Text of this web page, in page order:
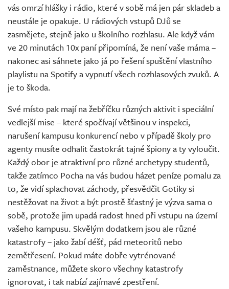
vás omrzí hlášky i rádio, které v sobě má jen pár skladeb a
neustále je opakuje. U rádiových vstupů DJů se
zasmějete, stejně jako u školního rozhlasu. Ale když vám
ve 20 minutách 10x paní připomíná, že není vaše máma –
nakonec asi sáhnete jako já po řešení spuštění vlastního
playlistu na Spotify a vypnutí všech rozhlasových zvuků. A
je to škoda.
Své místo pak mají na žebříčku různých aktivit i speciální
vedlejší mise – které spočívají většinou v inspekci,
narušení kampusu konkurencí nebo v případě školy pro
agenty musíte odhalit častokrát tajné špiony a ty vyloučit.
Každý obor je atraktivní pro různé archetypy studentů,
takže zatímco Pocha na vás budou házet peníze pomalu za
to, že vidí splachovat záchody, přesvědčit Gotiky si
nestěžovat na život a být prostě šťastný je výzva sama o
sobě, protože jim upadá radost hned při vstupu na území
vašeho kampusu. Skvělým dodatkem jsou ale různé
katastrofy – jako žabí déšť, pád meteoritů nebo
zemětřesení. Pokud máte dobře vytrénované
zaměstnance, můžete skoro všechny katastrofy
ignorovat, i tak nabízí zajímavé zpestření.